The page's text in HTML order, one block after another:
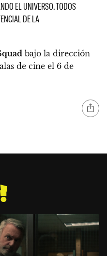
EL UNIVERSO. TODOS
DE LA
bajo la dirección
de cine el 6 de